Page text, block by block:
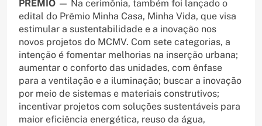
PRÊMIO — Na cerimônia, também foi lançado o
edital do Prêmio Minha Casa, Minha Vida, que visa
estimular a sustentabilidade e a inovação nos
novos projetos do MCMV. Com sete categorias, a
intenção é fomentar melhorias na inserção urbana;
aumentar o conforto das unidades, com ênfase
para a ventilação e a iluminação; buscar a inovação
por meio de sistemas e materiais construtivos;
incentivar projetos com soluções sustentáveis para
maior eficiência energética, reuso da água,